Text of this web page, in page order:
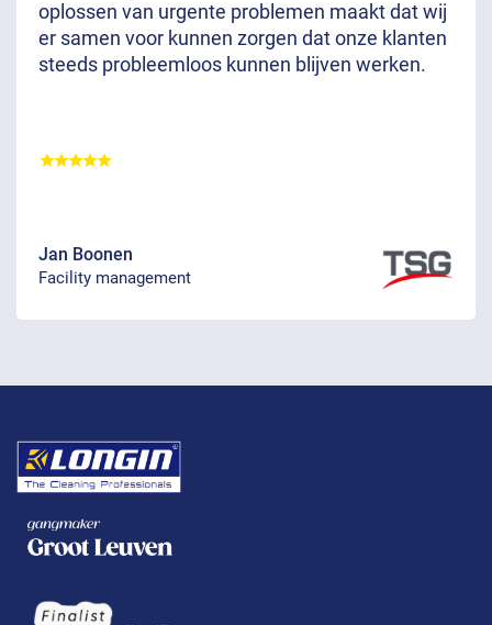
oplossen van urgente problemen maakt dat wij
er samen voor kunnen zorgen dat onze klanten
steeds probleemloos kunnen blijven werken.
Jan Boonen
Facility management